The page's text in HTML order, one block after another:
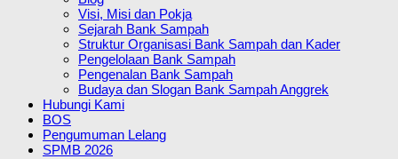
Visi, Misi dan Pokja
Sejarah Bank Sampah
Struktur Organisasi Bank Sampah dan Kader
Pengelolaan Bank Sampah
Pengenalan Bank Sampah
Budaya dan Slogan Bank Sampah Anggrek
Hubungi Kami
BOS
Pengumuman Lelang
SPMB 2026